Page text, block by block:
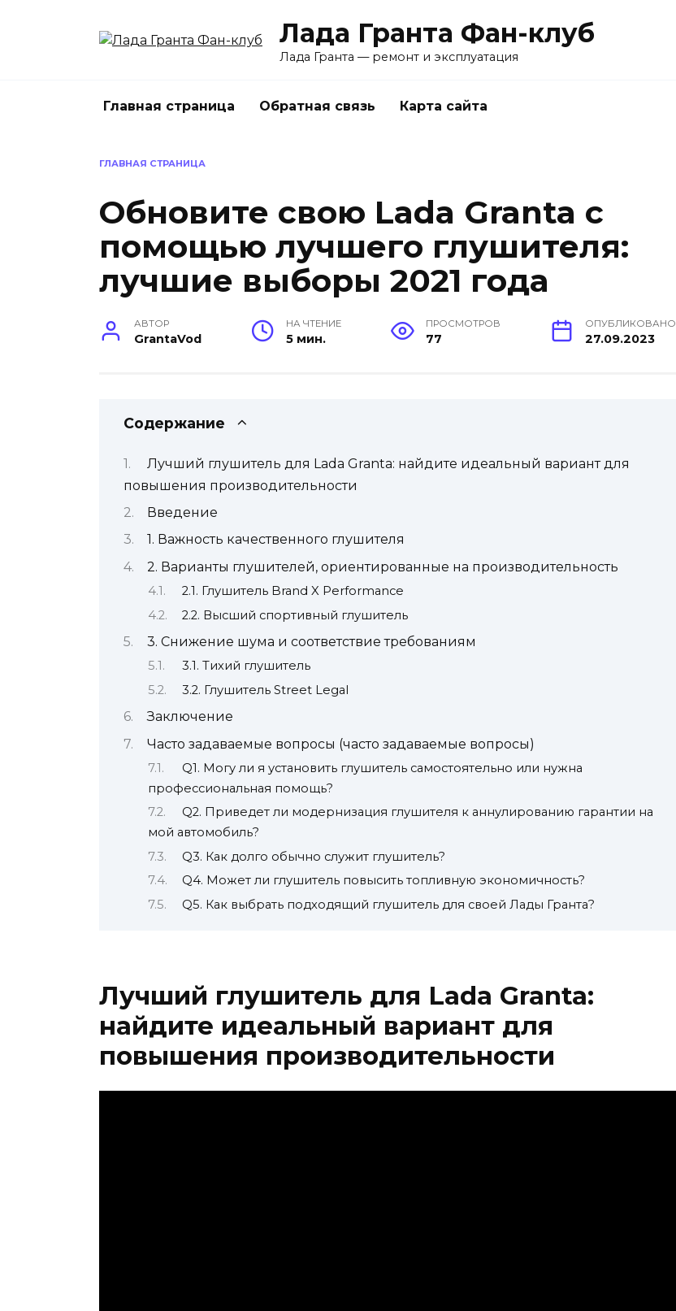
Лада Гранта Фан-клуб
Лада Гранта — ремонт и эксплуатация
Главная страница Обратная связь Карта сайта
ГЛАВНАЯ СТРАНИЦА
Обновите свою Lada Granta с
помощью лучшего глушителя:
лучшие выборы 2021 года
АВТОР
GrantaVod
НА ЧТЕНИЕ
5 мин.
ПРОСМОТРОВ
77
ОПУБЛИКОВАНО
27.09.2023
Содержание
Лучший глушитель для Lada Granta: найдите идеальный вариант для
повышения производительности
Введение
1. Важность качественного глушителя
2. Варианты глушителей, ориентированные на производительность
2.1. Глушитель Brand X Performance
2.2. Высший спортивный глушитель
3. Снижение шума и соответствие требованиям
3.1. Тихий глушитель
3.2. Глушитель Street Legal
Заключение
Часто задаваемые вопросы (часто задаваемые вопросы)
Q1. Могу ли я установить глушитель самостоятельно или нужна
профессиональная помощь?
Q2. Приведет ли модернизация глушителя к аннулированию гарантии на
мой автомобиль?
Q3. Как долго обычно служит глушитель?
Q4. Может ли глушитель повысить топливную экономичность?
Q5. Как выбрать подходящий глушитель для своей Лады Гранта?
Лучший глушитель для Lada Granta:
найдите идеальный вариант для
повышения производительности